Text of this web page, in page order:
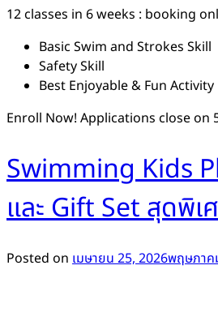
12 classes in 6 weeks : booking
Basic Swim and Strokes Skill
Safety Skill
Best Enjoyable & Fun Activity
Enroll Now! Applications close on
Swimming Kids
และ Gift Set สุดพิเ
Posted on เมษายน 25, 2026พฤษภาค